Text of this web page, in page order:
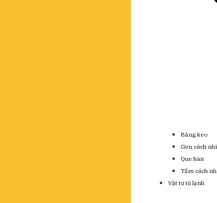
Băng keo
Gen cách
Que hàn
Tấm cách
Vật tư tủ lạnh